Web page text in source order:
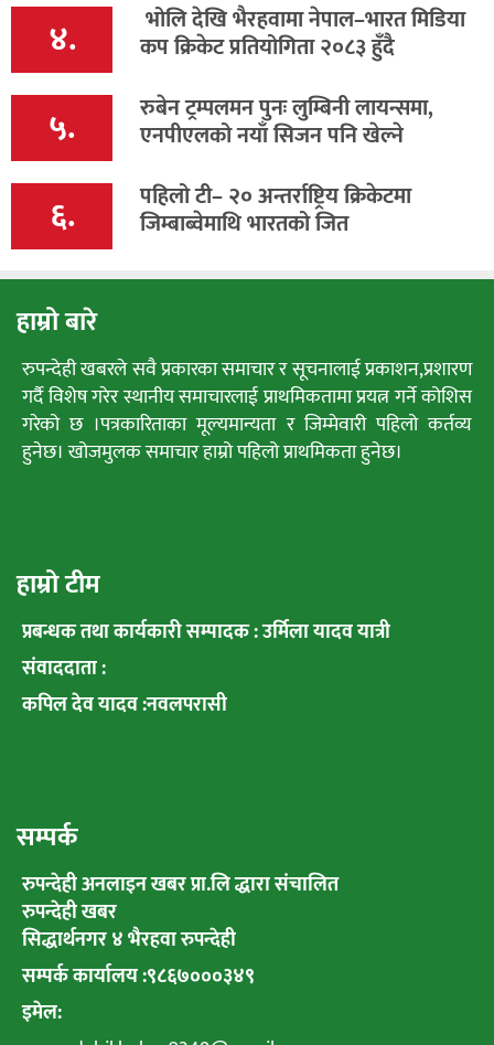
४. भोलि देखि भैरहवामा नेपाल–भारत मिडिया
कप क्रिकेट प्रतियोगिता २०८३ हुँदै
५. रुबेन ट्रम्पलमन पुनः लुम्बिनी लायन्समा,
एनपीएलको नयाँ सिजन पनि खेल्ने
६. पहिलो टी– २० अन्तर्राष्ट्रिय क्रिकेटमा
जिम्बाब्वेमाथि भारतको जित
हाम्रो बारे
रुपन्देही खबरले सवै प्रकारका समाचार र सूचनालाई प्रकाशन,प्रशारण
गर्दै विशेष गरेर स्थानीय समाचारलाई प्राथमिकतामा प्रयत्न गर्ने कोशिस
गरेको छ ।पत्रकारिताका मूल्यमान्यता र जिम्मेवारी पहिलो कर्तव्य
हुनेछ। खोजमुलक समाचार हाम्रो पहिलो प्राथमिकता हुनेछ।
हाम्रो टीम
प्रबन्धक तथा कार्यकारी सम्पादक : उर्मिला यादव यात्री
संवाददाता :
कपिल देव यादव :नवलपरासी
सम्पर्क
रुपन्देही अनलाइन खबर प्रा.लि द्धारा संचालित
रुपन्देही खबर
सिद्धार्थनगर ४ भैरहवा रुपन्देही
सम्पर्क कार्यालय :९८६७०००३४९
इमेल: